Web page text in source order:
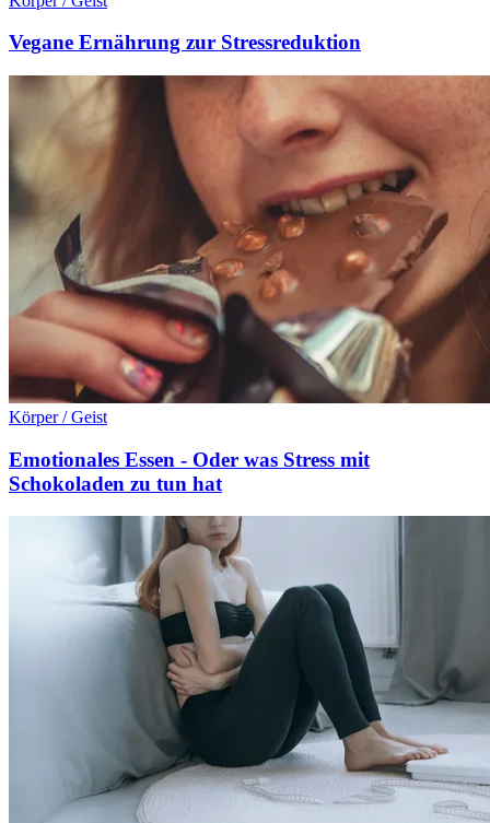
Vegane Ernährung zur Stressreduktion
Körper / Geist
Emotionales Essen - Oder was Stress mit
Schokoladen zu tun hat